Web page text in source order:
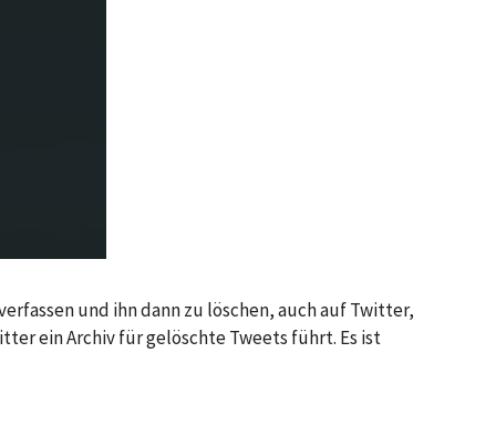
und ihn dann zu löschen, auch auf Twitter,
ein Archiv für gelöschte Tweets führt. Es ist